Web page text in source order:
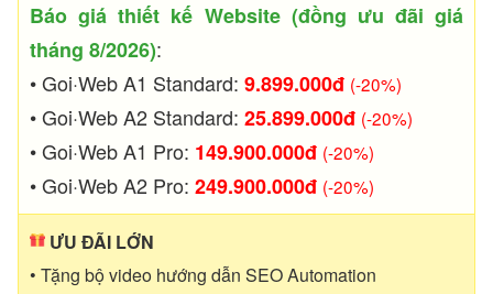
Thêm
Báo giá thiết kế Website (đồng ưu đãi giá
tháng 8/2026):
• Goi·Web A1 Standard: 9.899.000đ (-20%)
• Goi·Web A2 Standard: 25.899.000đ (-20%)
• Goi·Web A1 Pro: 149.900.000đ (-20%)
• Goi·Web A2 Pro: 249.900.000đ (-20%)
ƯU ĐÃI LỚN
• Tặng bộ video hướng dẫn SEO Automation